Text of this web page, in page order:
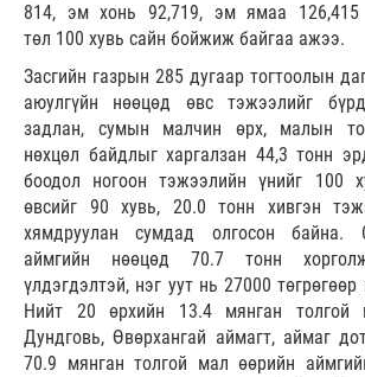
814, эм хонь 92,719, эм ямаа 126,415
төл 100 хувь сайн бойжиж байгаа ажээ.
Засгийн газрын 285 дугаар тогтоолын
аюулгүйн нөөцөд өвс тэжээлийг
задлан, сумын малчин өрх, малын
нөхцөл байдлыг харгалзан 44,3 тонн
боодол ногоон тэжээлийн үнийг 100
өвсийг 90 хувь, 20.0 тонн хивгэн
хямдруулан сумдад олгосон байна.
аймгийн нөөцөд 70.7 тонн
үлдэгдэлтэй, нэг уут нь 27000
Нийт 20 өрхийн 13.4 мянган толгой
Дундговь, Өвөрхангай аймагт, аймаг
70.9 мянган толгой мал өөрийн